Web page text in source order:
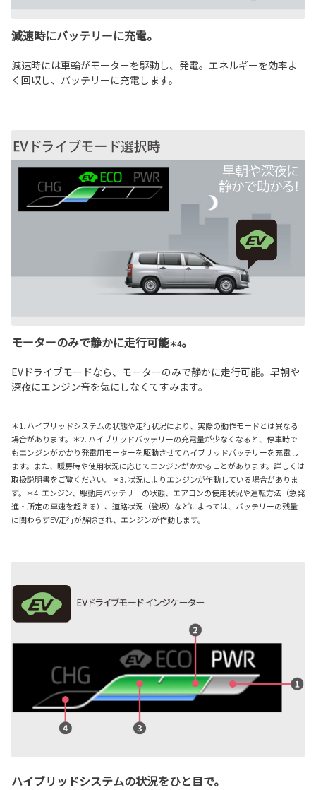
減速時にバッテリーに充電。
減速時には車輪がモーターを駆動し、発電。エネルギーを効率よ
く回収し、バッテリーに充電します。
モーターのみで静かに走行可能＊4。
EVドライブモードなら、モーターのみで静かに走行可能。早朝や
深夜にエンジン音を気にしなくてすみます。
＊1. ハイブリッドシステムの状態や走行状況により、実際の動作モードとは異なる
場合があります。＊2. ハイブリッドバッテリーの充電量が少なくなると、停車時で
もエンジンがかかり発電用モーターを駆動させてハイブリッドバッテリーを充電し
ます。また、暖房時や使用状況に応じてエンジンがかかることがあります。詳しくは
取扱説明書をご覧ください。＊3. 状況によりエンジンが作動している場合がありま
す。＊4. エンジン、駆動用バッテリーの状態、エアコンの使用状況や運転方法（急発
進・所定の車速を超える）、道路状況（登坂）などによっては、バッテリーの残量
に関わらずEV走行が解除され、エンジンが作動します。
ハイブリッドシステムの状況をひと目で。